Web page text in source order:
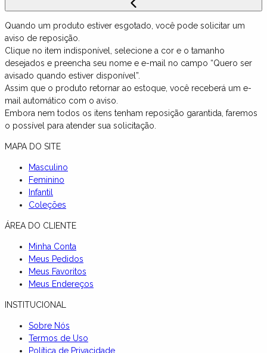
Quando um produto estiver esgotado, você pode solicitar um
aviso de reposição.
Clique no item indisponível, selecione a cor e o tamanho
desejados e preencha seu nome e e-mail no campo “Quero ser
avisado quando estiver disponível”.
Assim que o produto retornar ao estoque, você receberá um e-
mail automático com o aviso.
Embora nem todos os itens tenham reposição garantida, faremos
o possível para atender sua solicitação.
MAPA DO SITE
Masculino
Feminino
Infantil
Coleções
ÁREA DO CLIENTE
Minha Conta
Meus Pedidos
Meus Favoritos
Meus Endereços
INSTITUCIONAL
Sobre Nós
Termos de Uso
Política de Privacidade